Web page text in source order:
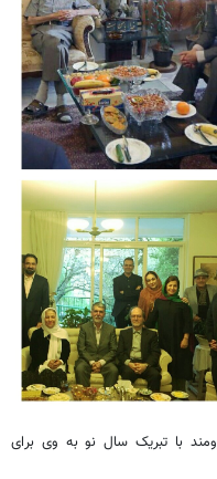
با تبریک سال نو به وی برای